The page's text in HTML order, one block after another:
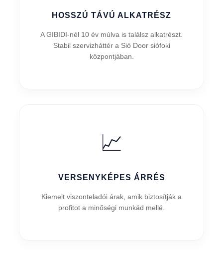
HOSSZÚ TÁVÚ ALKATRÉSZ
A GIBIDI-nél 10 év múlva is találsz alkatrészt.
Stabil szervizháttér a Sió Door siófoki
központjában.
📈
VERSENYKÉPES ÁRRÉS
Kiemelt viszonteladói árak, amik biztosítják a
profitot a minőségi munkád mellé.